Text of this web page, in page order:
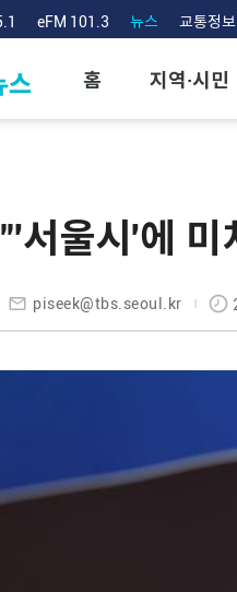
eFM 101.3 뉴스 교통정보
홈 지역·시민
서울시'에
piseek@tbs.seoul.kr